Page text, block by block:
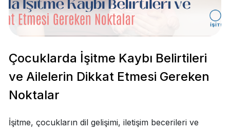
Çocuklarda İşitme Kaybı Belirtileri
ve Ailelerin Dikkat Etmesi Gereken
Noktalar
İşitme, çocukların dil gelişimi, iletişim becerileri ve